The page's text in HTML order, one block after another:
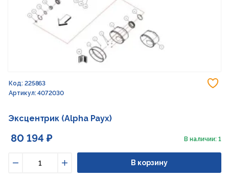
Код: 225863
Артикул: 4072030
Эксцентрик (Alpha Раух)
80 194 ₽ В наличии: 1
Увеличить
В корзину